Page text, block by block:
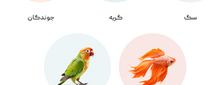
سگ گربه جوندگان